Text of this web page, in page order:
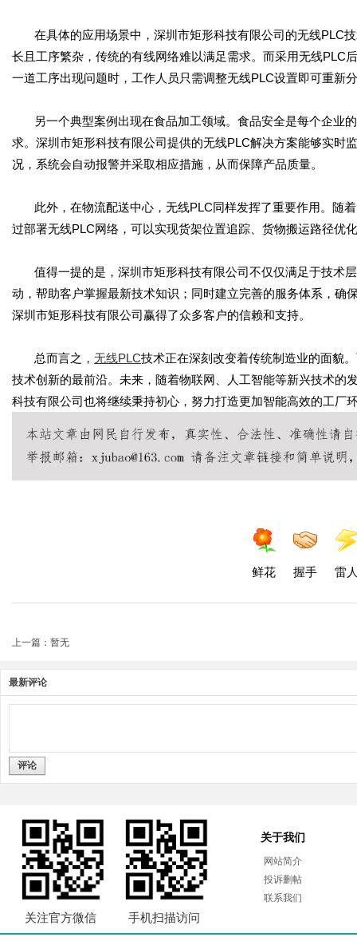
在具体的应用场景中，深圳市矩形科技有限公司的无线PLC
长且工序繁杂，传统的有线网络难以满足需求。而采用无线PLC
一道工序出现问题时，工作人员只需调整无线PLC设置即可重新
另一个典型案例出现在食品加工领域。食品安全是每个企业
求。深圳市矩形科技有限公司提供的无线PLC解决方案能够实时
况，系统会自动报警并采取相应措施，从而保障产品质量。
此外，在物流配送中心，无线PLC同样发挥了重要作用。随
过部署无线PLC网络，可以实现货架位置追踪、货物搬运路径优
值得一提的是，深圳市矩形科技有限公司不仅仅满足于技术
动，帮助客户掌握最新技术知识；同时建立完善的服务体系，确
深圳市矩形科技有限公司赢得了众多客户的信赖和支持。
总而言之， 无线PLC技术正在深刻改变着传统制造业的面貌
技术创新的最前沿。未来，随着物联网、人工智能等新兴技术的
科技有限公司也将继续秉持初心，努力打造更加智能高效的工厂
鲜花 握手 雷
上一篇：暂无
最新评论
评论
关注官方微信 手机扫描访问
关于我们
网站简介
投诉删帖
联系我们